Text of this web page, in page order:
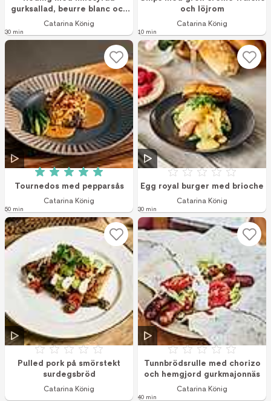
gurksallad, beurre blanc och
forellrom
Catarina König
30 min
och löjrom
Catarina König
10 min
Betyg: 5 av 5 (1 röster)
Tournedos med pepparsås
Catarina König
50 min
Betyg: 0 av 5
Egg royal burger med brioche
Catarina König
30 min
Betyg: 0 av 5
Pulled pork på smörstekt
surdegsbröd
Catarina König
Betyg: 0 av 5
Tunnbrödsrulle med chorizo
och hemgjord gurkmajonnäs
Catarina König
40 min